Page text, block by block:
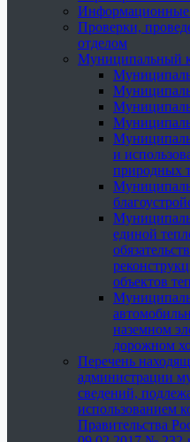
Информационные
Проверки,
отделом
Муниципальный
и
природных
единой
объектов
наземном
дорожном
Перечень
администрации
сведений,
использованием
Правительства